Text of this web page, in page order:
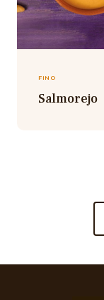
FINO
Salmorejo